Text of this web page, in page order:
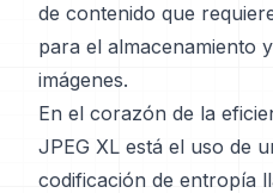
de contenido que
para el almacenamiento
imágenes.
En el corazón de la
JPEG XL está el uso de
codificación de entropía